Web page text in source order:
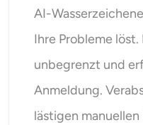
AI-
Ihre Probleme löst.
unbegrenzt und
Anmeldung.
lästigen